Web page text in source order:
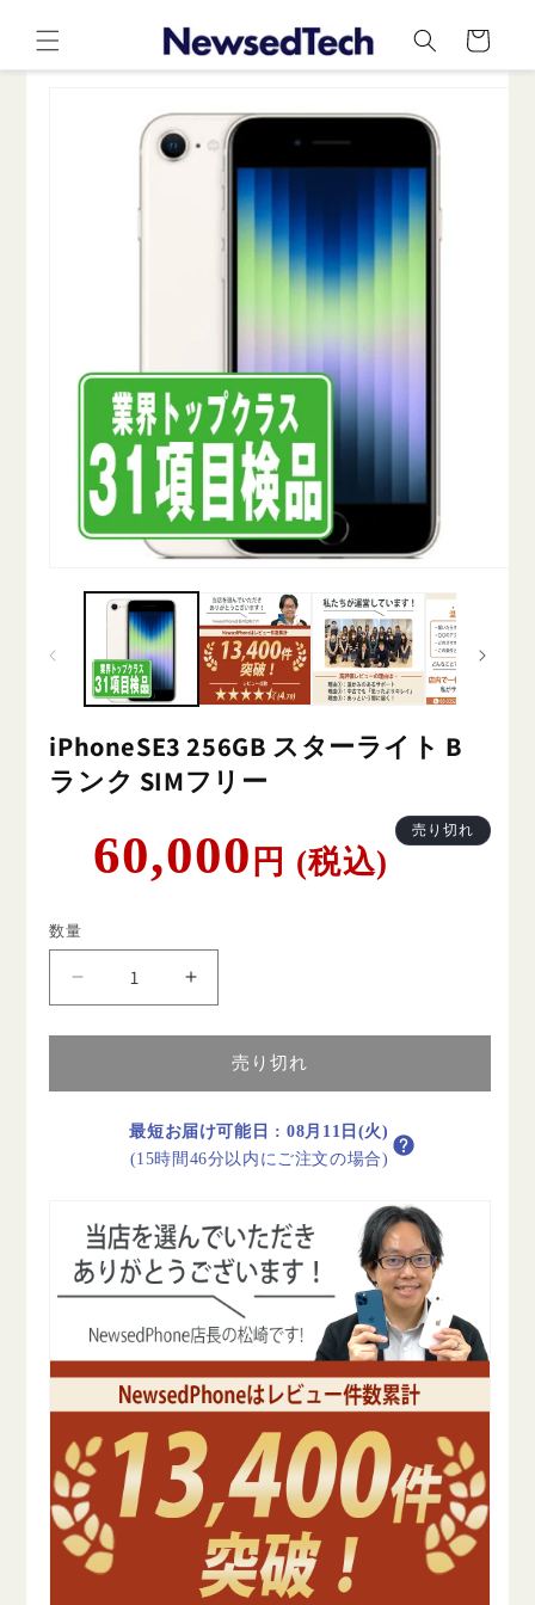
ンツに
進む
ー
ト
iPhoneSE3 256GB スターライト B
ランク SIMフリー
常
60,000 円 (税込)
売り切れ
数量
iPhoneSE3
256GB
ス
ー
ラ
ン
ク
フ
リ
ー
の
数
量
を
減
ら
iPhoneSE3
256GB
ス
ー
ラ
イ
ラ
ン
ク
SIM
フ
リ
ー
の
数
量
を
増
や
売り切れ
最短お届け可能日 :08月11日(火)
(15時間46分以内にご注文の場合)